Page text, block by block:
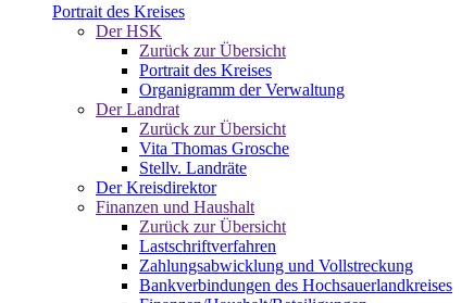
Portrait des Kreises
Der HSK
Zurück zur Übersicht
Portrait des Kreises
Organigramm der Verwaltung
Der Landrat
Zurück zur Übersicht
Vita Thomas Grosche
Stellv. Landräte
Der Kreisdirektor
Finanzen und Haushalt
Zurück zur Übersicht
Lastschriftverfahren
Zahlungsabwicklung und Vollstreckung
Bankverbindungen des Hochsauerlandkreises